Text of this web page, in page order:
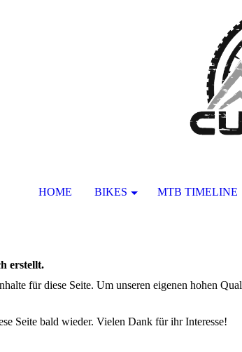
HOME BIKES MTB TIMELINE
erstellt.
für diese Seite. Um unseren eigenen hohen
Seite bald wieder. Vielen Dank für ihr Interesse!